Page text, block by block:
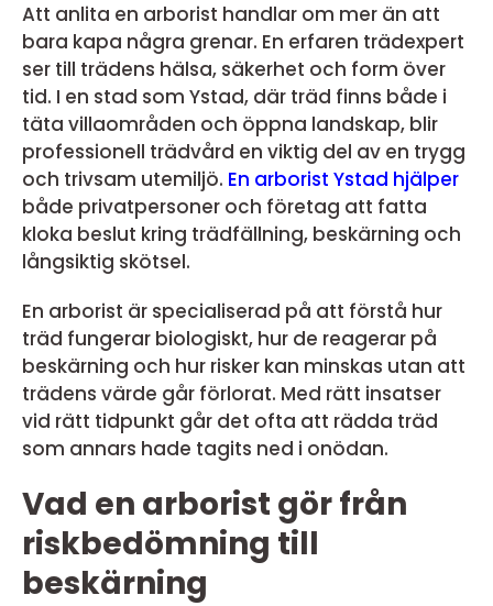
Att anlita en arborist handlar om mer än att
bara kapa några grenar. En erfaren trädexpert
ser till trädens hälsa, säkerhet och form över
tid. I en stad som Ystad, där träd finns både i
täta villaområden och öppna landskap, blir
professionell trädvård en viktig del av en trygg
och trivsam utemiljö. En arborist Ystad hjälper
både privatpersoner och företag att fatta
kloka beslut kring trädfällning, beskärning och
långsiktig skötsel.
En arborist är specialiserad på att förstå hur
träd fungerar biologiskt, hur de reagerar på
beskärning och hur risker kan minskas utan att
trädens värde går förlorat. Med rätt insatser
vid rätt tidpunkt går det ofta att rädda träd
som annars hade tagits ned i onödan.
Vad en arborist gör från
riskbedömning till
beskärning